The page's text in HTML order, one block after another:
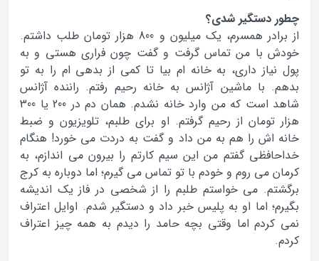
چطور دستگیر شدی؟
از برادر همسرم، یک میلیون و 800 هزار تومان طلب داشتم.
خودش با من تماس گرفت و گفت چون فراری هستی و به
پول نیاز داری، به خانه ام بیا تا کمی از بدهی ام را به تو
بدهم. با ماشین آژانس به خانه رحیم رفتم. راننده آژانس
شاهد است که من وارد خانه نشدم. همان دم در 200 یا 300
هزار تومان از رحیم گرفتم. او برای طلبم، تلویزیون و ضبط
خانه اش را هم به من داد و گفت به دردت می خورد! هنگام
خداحافظی گفتم من این سیم کارتم را بیرون می اندازم، به
کرمان می روم و خودم با تو تماس می گیرم؛ اما دوباره به کرج
برگشتم. می خواستم طلبم را از شخصی در فاز یک اندیشه
بگیرم؛ اما او به پلیس خبر داد و دستگیر شدم. اوایل اعتراف
نمی کردم اما وقتی بچه حامد را دیدم به همه چیز اعتراف
کردم.